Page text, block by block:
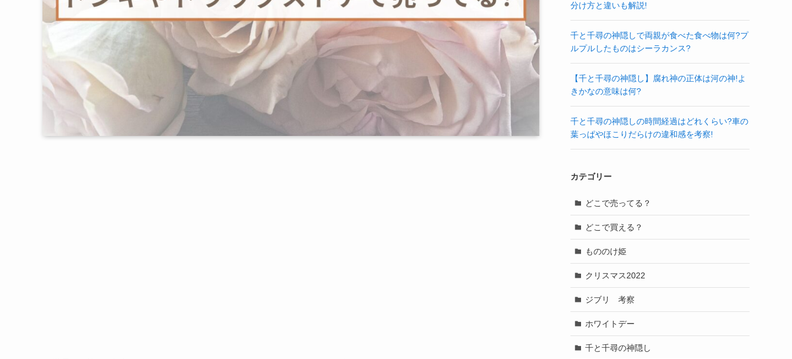
分け方と違いも解説!
千と千尋の神隠しで両親が食べた食べ物は何?プ
ルプルしたものはシーラカンス?
【千と千尋の神隠し】腐れ神の正体は河の神!よ
きかなの意味は何?
千と千尋の神隠しの時間経過はどれくらい?車の
葉っぱやほこりだらけの違和感を考察!
カテゴリー
どこで売ってる？
どこで買える？
もののけ姫
クリスマス2022
ジブリ 考察
ホワイトデー
千と千尋の神隠し